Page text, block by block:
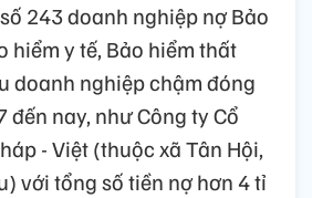
243 doanh nghiệp nợ Bảo
hiểm y tế, Bảo hiểm thất
doanh nghiệp chậm đóng
nay, như Công ty Cổ
- Việt (thuộc xã Tân Hội,
với tổng số tiền nợ hơn 4 tỉ